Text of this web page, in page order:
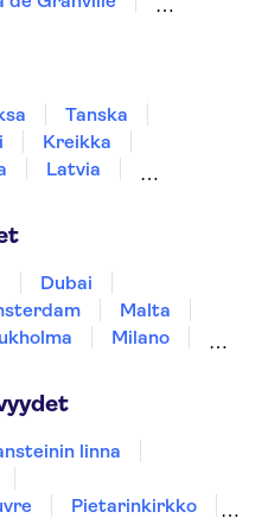
Airport
Plus
Hotel
Tanska
Kreikka
Latvia
Dubai
Malta
Milano
linna
Pietarinkirkko